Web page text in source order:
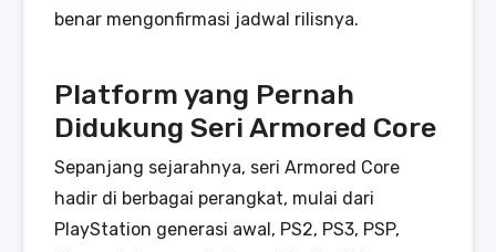
benar mengonfirmasi jadwal rilisnya.
Platform yang Pernah
Didukung Seri Armored Core
Sepanjang sejarahnya, seri Armored Core
hadir di berbagai perangkat, mulai dari
PlayStation generasi awal, PS2, PS3, PSP,